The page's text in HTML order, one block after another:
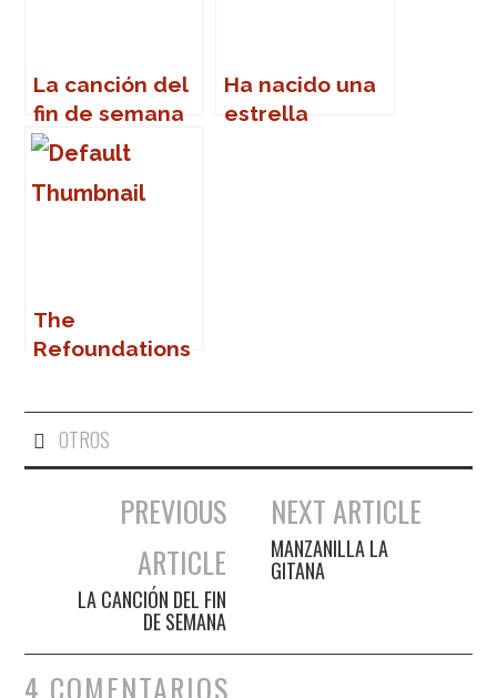
La canción del
fin de semana
Ha nacido una
estrella
The
Refoundations
OTROS
Navegación de entradas
PREVIOUS
ARTICLE
LA CANCIÓN DEL FIN
DE SEMANA
NEXT ARTICLE
MANZANILLA LA
GITANA
4 COMENTARIOS